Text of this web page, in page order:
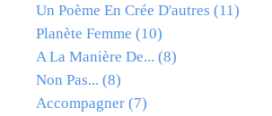
Un Poème En Crée D'autres (11)
Planète Femme (10)
A La Manière De... (8)
Non Pas... (8)
Accompagner (7)